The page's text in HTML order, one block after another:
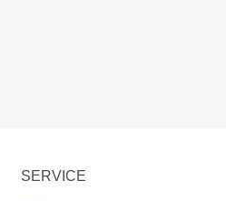
SERVICE